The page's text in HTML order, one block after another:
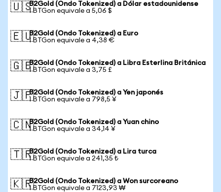
🇺🇸B2Gold (Ondo Tokenized) a Dólar estadounidense
1 BTGon equivale a 5,06 $
🇪🇺B2Gold (Ondo Tokenized) a Euro
1 BTGon equivale a 4,38 €
🇬🇧B2Gold (Ondo Tokenized) a Libra Esterlina Británica
1 BTGon equivale a 3,75 £
🇯🇵B2Gold (Ondo Tokenized) a Yen japonés
1 BTGon equivale a 798,5 ¥
🇨🇳B2Gold (Ondo Tokenized) a Yuan chino
1 BTGon equivale a 34,14 ¥
🇹🇷B2Gold (Ondo Tokenized) a Lira turca
1 BTGon equivale a 241,35 ₺
🇰🇷B2Gold (Ondo Tokenized) a Won surcoreano
1 BTGon equivale a 7123,93 ₩